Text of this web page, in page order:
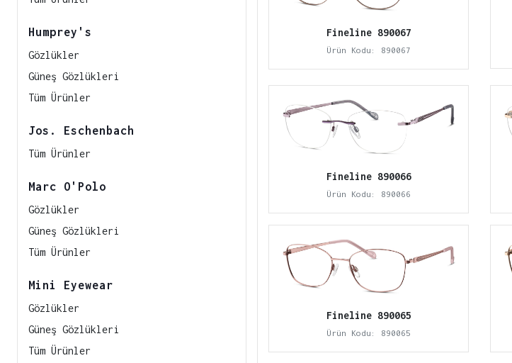
Humprey's
Gözlükler
Güneş Gözlükleri
Tüm Ürünler
Jos. Eschenbach
Tüm Ürünler
Marc O'Polo
Gözlükler
Güneş Gözlükleri
Tüm Ürünler
Mini Eyewear
Gözlükler
Güneş Gözlükleri
Tüm Ürünler
Fineline 890067
Ürün Kodu: 890067
Fineline 890066
Ürün Kodu: 890066
Fineline 890065
Ürün Kodu: 890065